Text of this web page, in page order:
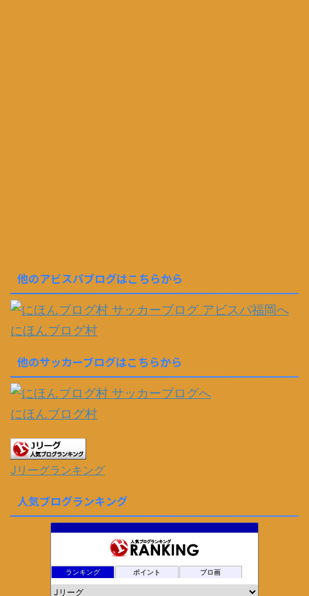
他のアビスパブログはこちらから
にほんブログ村
他のサッカーブログはこちらから
にほんブログ村
Jリーグランキング
人気ブログランキング
ランキング ポイント ブロ画